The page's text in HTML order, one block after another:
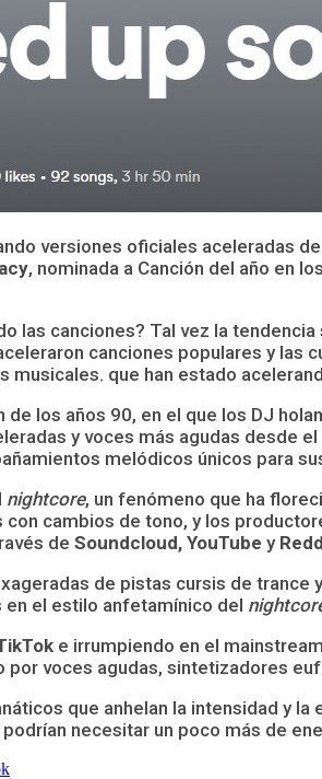
versiones oficiales aceleradas
, nominada a Canción del año en
las canciones? Tal vez la
canciones populares y
que han estado
los años 90, en el que los DJ
y voces más agudas desde
melódicos únicos para
nightcore, un fenómeno que ha
cambios de tono, y los
de Soundcloud, YouTube y
de pistas cursis de
en el estilo anfetamínico del
e irrumpiendo en el
voces agudas, sintetizadores
que anhelan la intensidad y la
necesitar un poco más de